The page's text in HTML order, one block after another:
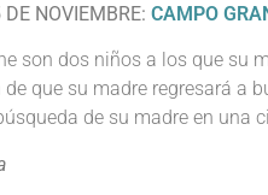
NOVIEMBRE: CAMPO
son dos niños a los que su
que su madre regresará a
de su madre en